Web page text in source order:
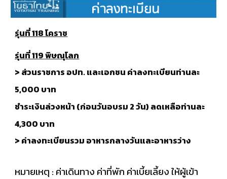
รุ่นที่ 118 โคราช
รุ่นที่ 119พิษณุโลก
> ส่วนราชการ อปท. และเอกชน ค่าลงทะเบียนท่านละ
5,000 บาท
ชำระเงินล่วงหน้า (ก่อนวันอบรม 2 วัน) ลดเหลือท่านละ
4,300 บาท
> ค่าลงทะเบียนรวม อาหารกลางวันและอาหารว่าง
หมายเหตุ : ค่าเดินทาง ค่าที่พัก ค่าเบี้ยเลี้ยง ให้ผู้เข้า